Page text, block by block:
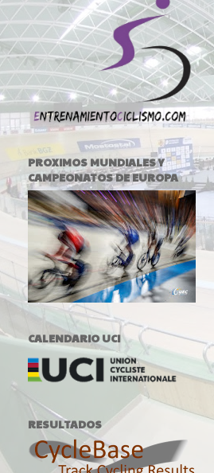
PROXIMOS MUNDIALES Y
CAMPEONATOS DE EUROPA
CALENDARIO UCI
RESULTADOS